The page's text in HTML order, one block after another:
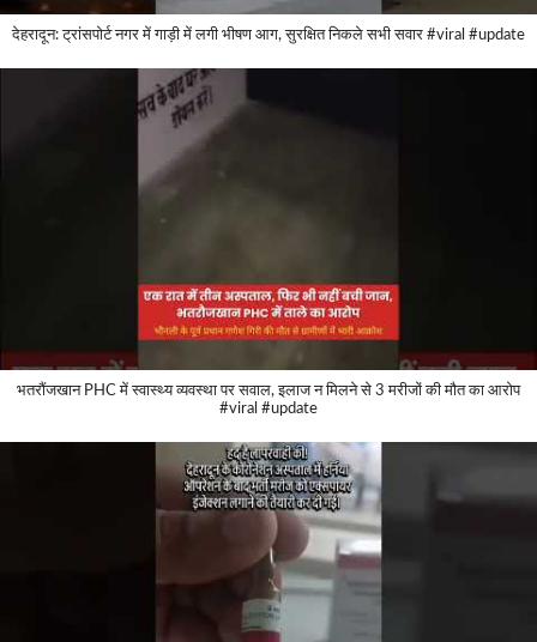
देहरादून: ट्रांसपोर्ट नगर में गाड़ी में लगी भीषण आग, सुरक्षित निकले सभी सवार #viral #update
भतरौंजखान PHC में स्वास्थ्य व्यवस्था पर सवाल, इलाज न मिलने से 3 मरीजों की मौत का आरोप
#viral #update